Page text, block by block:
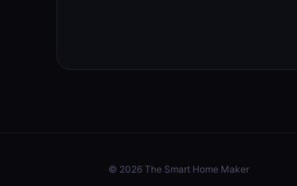
© 2026 The Smart Home Maker